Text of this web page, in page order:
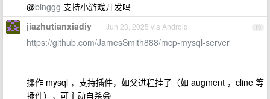
@binggg 支持小游戏开发吗
19
jiazhutianxiadiy Jun 23, 2025 via Android
https://github.com/JamesSmith888/mcp-mysql-server
操作 mysql ，支持插件，如父进程挂了（如 augment ，cline 等
插件），可主动自杀😁